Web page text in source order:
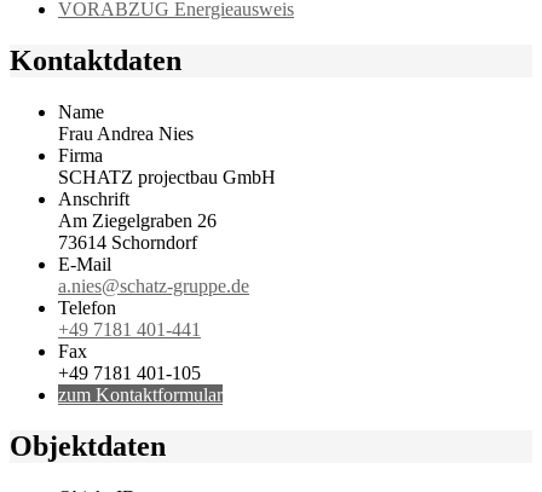
VORABZUG Energieausweis
Kontaktdaten
Name
Frau Andrea Nies
Firma
SCHATZ projectbau GmbH
Anschrift
Am Ziegelgraben 26
73614 Schorndorf
E-Mail
a.nies@schatz-gruppe.de
Telefon
+49 7181 401-441
Fax
+49 7181 401-105
zum Kontaktformular
Objektdaten